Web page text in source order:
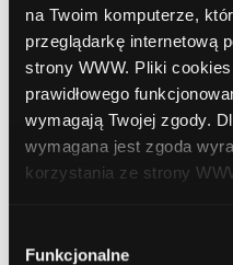
na Twoim komputerze,
przeglądarkę internetową
strony WWW. Pliki
prawidłowego
wymagają Twojej zgody.
wymagana jest zgoda
korzystania ze strony
formy korzystania z
zgody
Funkcjonalne
10
Bank Polskiej
Polska 49
11
Bank Millennium S.A.